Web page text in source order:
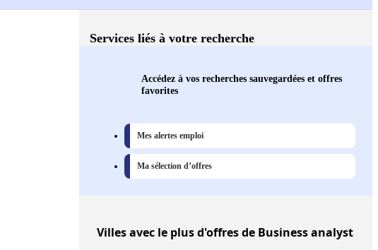
Services liés à votre recherche
Accédez à vos recherches sauvegardées et offres
favorites
Mes alertes emploi
Ma sélection d’offres
Villesavec le plus d'offres de Business analyst